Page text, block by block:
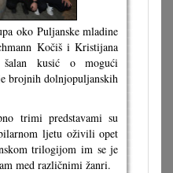
oko Puljanske mladine
Kočiš i Kristijana
šalan kusić o mogući
brojnih dolnjopuljanskih
trimi predstavami su
ljetu oživili opet
trilogijom im se je
med različnimi žanri.